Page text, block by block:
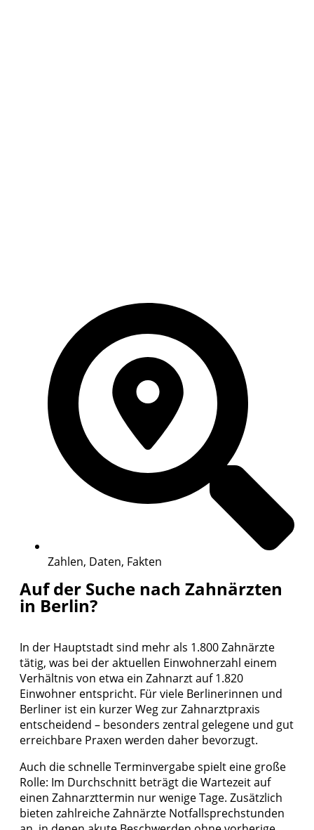
Zahlen, Daten, Fakten
Auf der Suche nach Zahnärzten
in Berlin?
In der Hauptstadt sind mehr als 1.800 Zahnärzte
tätig, was bei der aktuellen Einwohnerzahl einem
Verhältnis von etwa ein Zahnarzt auf 1.820
Einwohner entspricht. Für viele Berlinerinnen und
Berliner ist ein kurzer Weg zur Zahnarztpraxis
entscheidend – besonders zentral gelegene und gut
erreichbare Praxen werden daher bevorzugt.
Auch die schnelle Terminvergabe spielt eine große
Rolle: Im Durchschnitt beträgt die Wartezeit auf
einen Zahnarzttermin nur wenige Tage. Zusätzlich
bieten zahlreiche Zahnärzte Notfallsprechstunden